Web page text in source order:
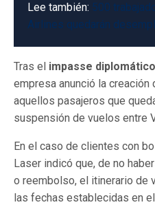
Lee también: 500
Airlines quedarán
Tras el impasse diplomático
empresa anunció la creación
aquellos pasajeros que
suspensión de vuelos entre
En el caso de clientes con
Laser indicó que, de no
o reembolso, el itinerario de
las fechas establecidas en